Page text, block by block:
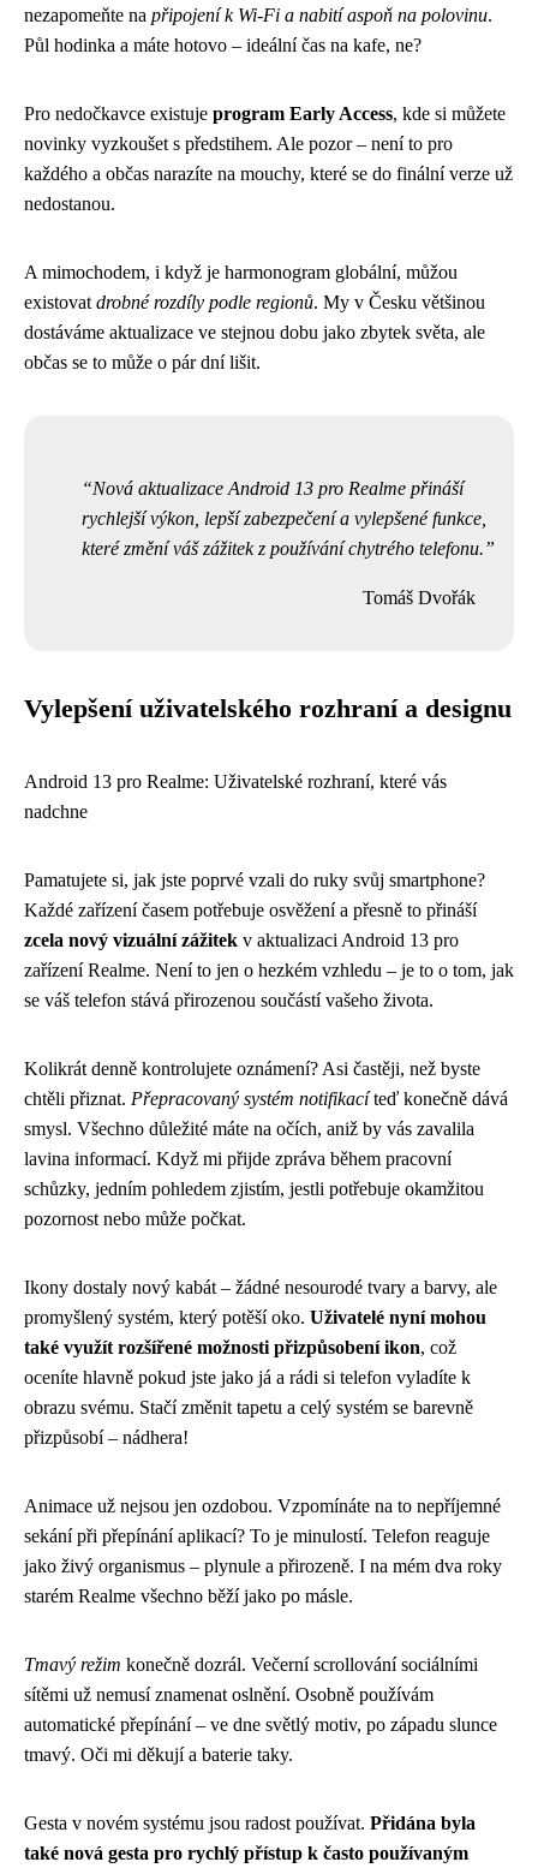
nezapomeňte na připojení k Wi-Fi a nabití aspoň na polovinu.
Půl hodinka a máte hotovo – ideální čas na kafe, ne?
Pro nedočkavce existuje program Early Access, kde si můžete
novinky vyzkoušet s předstihem. Ale pozor – není to pro
každého a občas narazíte na mouchy, které se do finální verze už
nedostanou.
A mimochodem, i když je harmonogram globální, můžou
existovat drobné rozdíly podle regionů. My v Česku většinou
dostáváme aktualizace ve stejnou dobu jako zbytek světa, ale
občas se to může o pár dní lišit.
Nová aktualizace Android 13 pro Realme přináší
rychlejší výkon, lepší zabezpečení a vylepšené funkce,
které změní váš zážitek z používání chytrého telefonu.
Tomáš Dvořák
Vylepšení uživatelského rozhraní a designu
Android 13 pro Realme: Uživatelské rozhraní, které vás
nadchne
Pamatujete si, jak jste poprvé vzali do ruky svůj smartphone?
Každé zařízení časem potřebuje osvěžení a přesně to přináší
zcela nový vizuální zážitek v aktualizaci Android 13 pro
zařízení Realme. Není to jen o hezkém vzhledu – je to o tom, jak
se váš telefon stává přirozenou součástí vašeho života.
Kolikrát denně kontrolujete oznámení? Asi častěji, než byste
chtěli přiznat. Přepracovaný systém notifikacíteď konečně dává
smysl. Všechno důležité máte na očích, aniž by vás zavalila
lavina informací. Když mi přijde zpráva během pracovní
schůzky, jedním pohledem zjistím, jestli potřebuje okamžitou
pozornost nebo může počkat.
Ikony dostaly nový kabát – žádné nesourodé tvary a barvy, ale
promyšlený systém, který potěší oko. Uživatelé nyní mohou
také využít rozšířené možnosti přizpůsobení ikon, což
oceníte hlavně pokud jste jako já a rádi si telefon vyladíte k
obrazu svému. Stačí změnit tapetu a celý systém se barevně
přizpůsobí – nádhera!
Animace už nejsou jen ozdobou. Vzpomínáte na to nepříjemné
sekání při přepínání aplikací? To je minulostí. Telefon reaguje
jako živý organismus – plynule a přirozeně. I na mém dva roky
starém Realme všechno běží jako po másle.
Tmavý režim konečně dozrál. Večerní scrollování sociálními
sítěmi už nemusí znamenat oslnění. Osobně používám
automatické přepínání – ve dne světlý motiv, po západu slunce
tmavý. Oči mi děkují a baterie taky.
Gesta v novém systému jsou radost používat. Přidána byla
také nová gesta pro rychlý přístup k často používaným